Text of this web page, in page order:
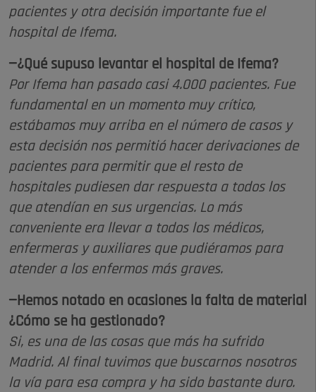
pacientes y otra decisión importante fue el
hospital de Ifema.
—¿Qué supuso levantar el hospital de Ifema?
Por Ifema han pasado casi 4.000 pacientes. Fue
fundamental en un momento muy crítico,
estábamos muy arriba en el número de casos y
esta decisión nos permitió hacer derivaciones de
pacientes para permitir que el resto de
hospitales pudiesen dar respuesta a todos los
que atendían en sus urgencias. Lo más
conveniente era llevar a todos los médicos,
enfermeras y auxiliares que pudiéramos para
atender a los enfermos más graves.
—Hemos notado en ocasiones la falta de material
¿Cómo se ha gestionado?
Si, es una de las cosas que más ha sufrido
Madrid. Al final tuvimos que buscarnos nosotros
la vía para esa compra y ha sido bastante duro.